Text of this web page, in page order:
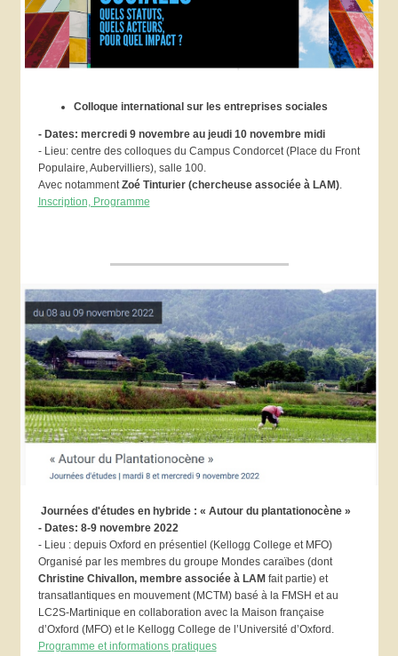
Colloque international sur les entreprises sociales
- Dates: mercredi 9 novembre au jeudi 10 novembre midi
- Lieu: centre des colloques du Campus Condorcet (Place du Front
Populaire, Aubervilliers), salle 100.
Avec notammentZoé Tinturier (chercheuse associée à LAM).
Inscription, Programme
Journées d'études en hybride : « Autour du plantationocène »
- Dates: 8-9 novembre 2022
- Lieu : depuis Oxford en présentiel (Kellogg College et MFO)
Organisé par les membres du groupe Mondes caraïbes (dont
Christine Chivallon, membre associée à LAM fait partie) et
transatlantiques en mouvement (MCTM) basé à la FMSH et au
LC2S-Martinique en collaboration avec la Maison française
d’Oxford (MFO) et le Kellogg College de l’Université d’Oxford.
Programme et informations pratiques